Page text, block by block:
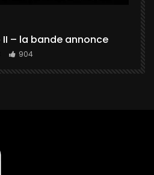
II – la bande annonce
904